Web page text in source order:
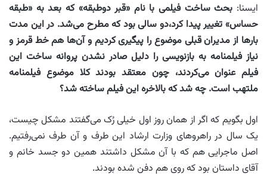
ایسنا: بحث ساخت فیلمی با نام «قبر دوطبقه» که بعد به «طبقه
حساس» تغییر پیدا کرد،دو سالی بود که مطرح می‌شد. در این مدت
بارها از مدیران قبلی موضوع را پیگیری کردیم و آن‌ها هم خط قرمز و
نیاز فیلمنامه به بازنویسی را دلیل صادر نشدن پروانه ساخت این
فیلم عنوان می‌کردند، چون معتقد بودند کلا موضوع فیلمنامه
ملتهب است. چه شد که بالاخره این فیلم ساخته شد؟
اول بگویم که اگر از همان روز اول خیلی رُک می‌گفتند مشکل چیست،
یک سال در راهروهای وزارت ارشاد این طرف و آن طرف نمی‌رفتیم.
اصل ماجرایی هم که با آن مشکل داشتند همین دو جسد خانم و
آقای داستان بود که روی هم دفن شده بودند.